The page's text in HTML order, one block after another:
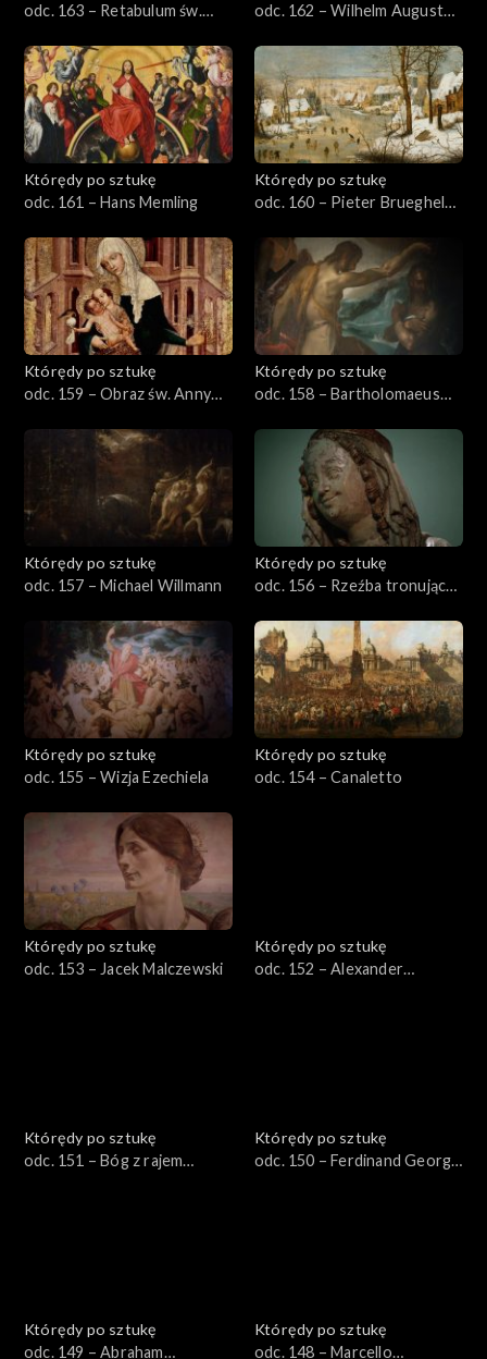
odc. 163 – Retabulum św.
odc. 162 – Wilhelm August
Którędy po sztukę
odc. 161 – Hans Memling
Którędy po sztukę
odc. 160 – Pieter Brueghel
Którędy po sztukę
odc. 159 – Obraz św. Anny
Którędy po sztukę
odc. 158 – Bartholomaeus
Którędy po sztukę
odc. 157 – Michael Willmann
Którędy po sztukę
odc. 156 – Rzeźba tronującej
Którędy po sztukę
odc. 155 – Wizja Ezechiela
Którędy po sztukę
odc. 154 – Canaletto
Którędy po sztukę
odc. 153 – Jacek Malczewski
Którędy po sztukę
odc. 152 – Alexander
Którędy po sztukę
odc. 151 – Bóg z rajem
Którędy po sztukę
odc. 150 – Ferdinand Georg
Którędy po sztukę
odc. 149 – Abraham
Którędy po sztukę
odc. 148 – Marcello